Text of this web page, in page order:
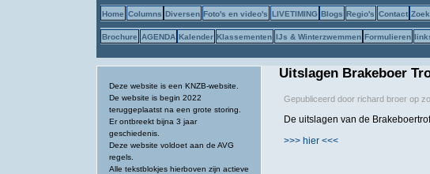
Home Columns Diversen Foto's en video's LIVETIMING Blogs Regio's Contact
Brochure AGENDA Kalender Klassementen IJs & Winterzwemmen Formulieren
Deze website is een KNZB-website.
De website is begin 2022
teruggeplaatst na een grote storing.
Er ontbreekt bijna 3 jaar
geschiedenis.
Deze website voldoet aan de AVG
regels.
Alle tekstblokjes hierboven zijn actieve
Uitslagen Brakeboer
Gepubliceerd door richard broerop
De uitslagen van de
>>> hier <<<